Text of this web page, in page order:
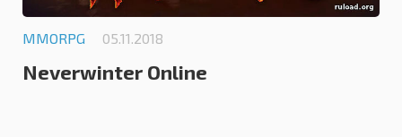
MMORPG 05.11.2018
Neverwinter Online